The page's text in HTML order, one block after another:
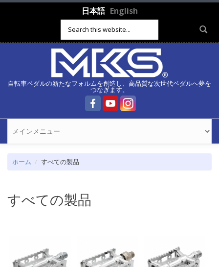
メインコンテンツに移動日本語 English
検索フォーム
自転車ペダルの新たなフォルムを創造し、高品質な次世代ペダルへ夢を
つなぎます。
ホーム すべての製品
すべての製品